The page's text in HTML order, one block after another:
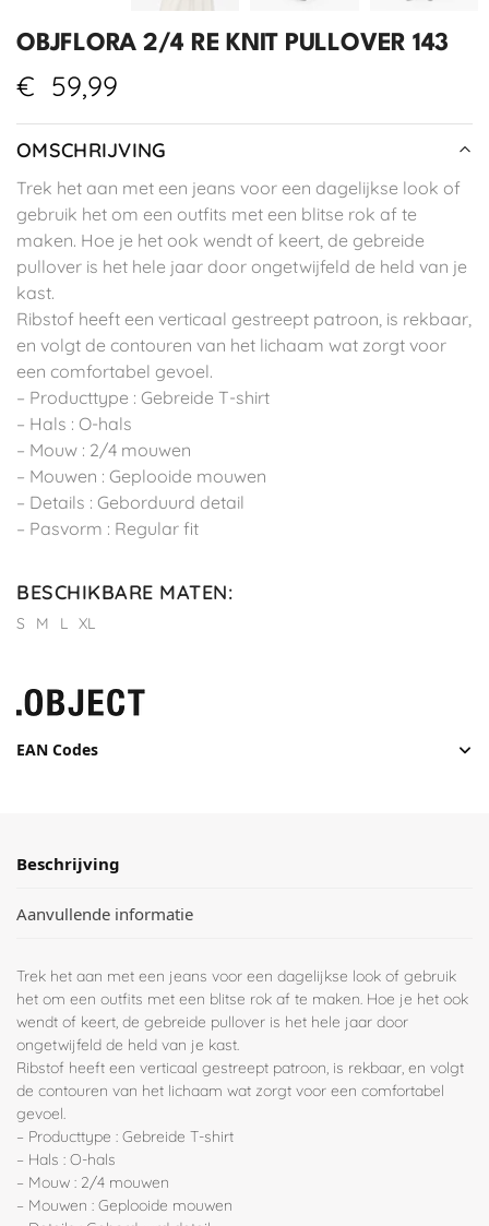
OBJFLORA 2/4 RE KNIT PULLOVER 143
€ 59,99
OMSCHRIJVING
Trek het aan met een jeans voor een dagelijkse look of
gebruik het om een outfits met een blitse rok af te
maken. Hoe je het ook wendt of keert, de gebreide
pullover is het hele jaar door ongetwijfeld de held van je
kast.
Ribstof heeft een verticaal gestreept patroon, is rekbaar,
en volgt de contouren van het lichaam wat zorgt voor
een comfortabel gevoel.
– Producttype : Gebreide T-shirt
– Hals : O-hals
– Mouw : 2/4 mouwen
– Mouwen : Geplooide mouwen
– Details : Geborduurd detail
– Pasvorm : Regular fit
BESCHIKBARE MATEN:
S M L XL
EAN Codes
Beschrijving
Aanvullende informatie
Trek het aan met een jeans voor een dagelijkse look of gebruik
het om een outfits met een blitse rok af te maken. Hoe je het ook
wendt of keert, de gebreide pullover is het hele jaar door
ongetwijfeld de held van je kast.
Ribstof heeft een verticaal gestreept patroon, is rekbaar, en volgt
de contouren van het lichaam wat zorgt voor een comfortabel
gevoel.
– Producttype : Gebreide T-shirt
– Hals : O-hals
– Mouw : 2/4 mouwen
– Mouwen : Geplooide mouwen